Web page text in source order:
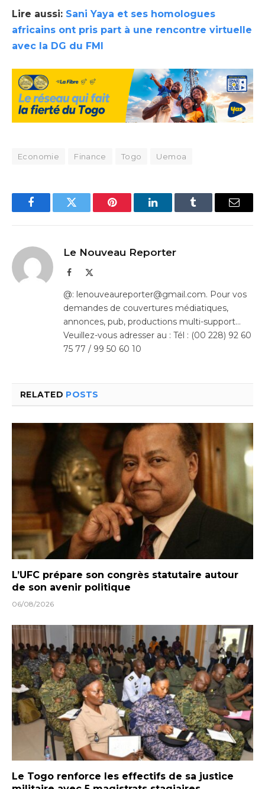
Lire aussi: Sani Yaya et ses homologues
africains ont pris part à une rencontre virtuelle
avec la DG du FMI
Economie Finance Togo Uemoa
FacebookTwitter Pinterest LinkedInTumblr Email
Le Nouveau Reporter
Facebook
@: lenouveaureporter@gmail.com. Pour vos
demandes de couvertures médiatiques,
annonces, pub, productions multi-support…
Veuillez-vous adresser au : Tél : (00 228) 92 60
75 77 / 99 50 60 10
RELATED POSTS
L’UFC prépare son congrès statutaire autour
de son avenir politique
06/08/2026
Le Togo renforce les effectifs de sa justice